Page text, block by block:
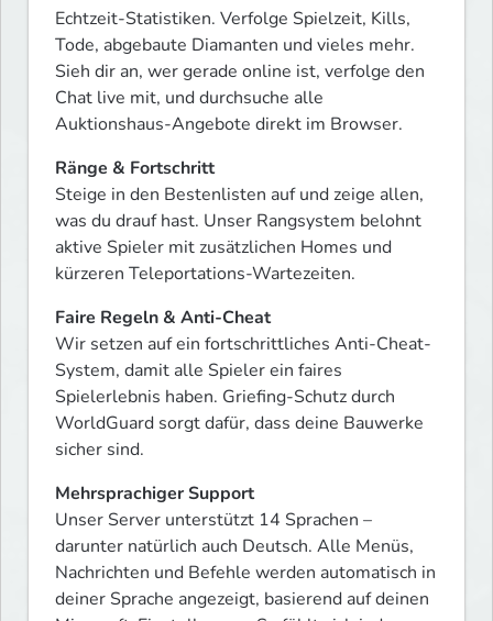
Echtzeit-Statistiken. Verfolge Spielzeit, Kills,
Tode, abgebaute Diamanten und vieles mehr.
Sieh dir an, wer gerade online ist, verfolge den
Chat live mit, und durchsuche alle
Auktionshaus-Angebote direkt im Browser.
Ränge & Fortschritt
Steige in den Bestenlisten auf und zeige allen,
was du drauf hast. Unser Rangsystem belohnt
aktive Spieler mit zusätzlichen Homes und
kürzeren Teleportations-Wartezeiten.
Faire Regeln & Anti-Cheat
Wir setzen auf ein fortschrittliches Anti-Cheat-
System, damit alle Spieler ein faires
Spielerlebnis haben. Griefing-Schutz durch
WorldGuard sorgt dafür, dass deine Bauwerke
sicher sind.
Mehrsprachiger Support
Unser Server unterstützt 14 Sprachen –
darunter natürlich auch Deutsch. Alle Menüs,
Nachrichten und Befehle werden automatisch in
deiner Sprache angezeigt, basierend auf deinen